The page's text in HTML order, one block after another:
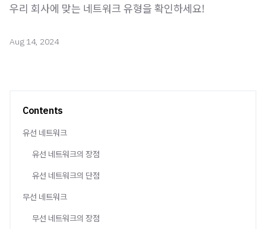
우리 회사에 맞는 네트워크 유형을 확인하세요!
Aug 14, 2024
Contents
유선 네트워크
유선 네트워크의 장점
유선 네트워크의 단점
무선 네트워크
무선 네트워크의 장점